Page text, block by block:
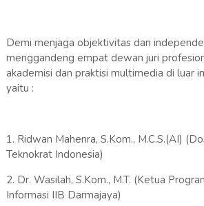
Demi menjaga objektivitas dan
menggandeng empat dewan juri
akademisi dan praktisi multimedia di luar
yaitu :
1. Ridwan Mahenra, S.Kom., M.C.S.(AI)
Teknokrat Indonesia)
2. Dr. Wasilah, S.Kom., M.T. (Ketua
Informasi IIB Darmajaya)